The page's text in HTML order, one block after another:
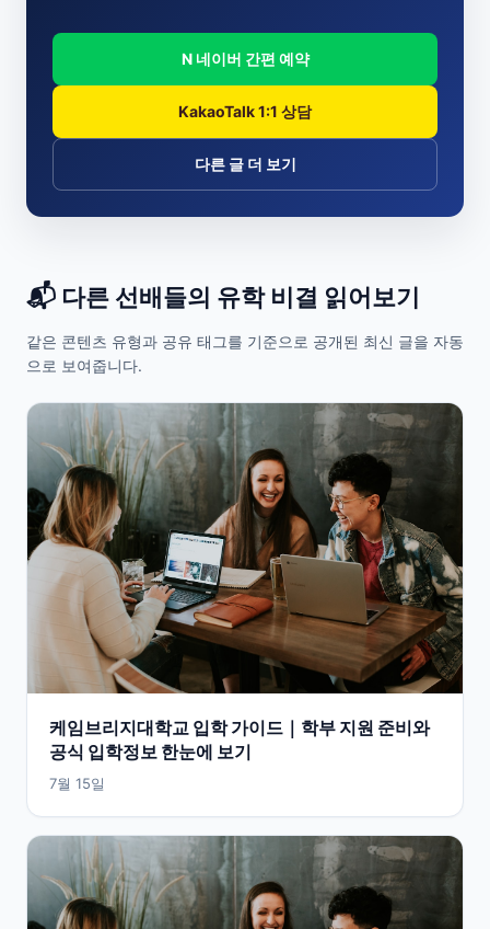
N 네이버 간편 예약
KakaoTalk 1:1 상담
다른 글 더 보기
📬 다른 선배들의 유학 비결 읽어보기
같은 콘텐츠 유형과 공유 태그를 기준으로 공개된 최신 글을 자동
으로 보여줍니다.
케임브리지대학교 입학 가이드｜학부 지원 준비와
공식 입학정보 한눈에 보기
7월 15일